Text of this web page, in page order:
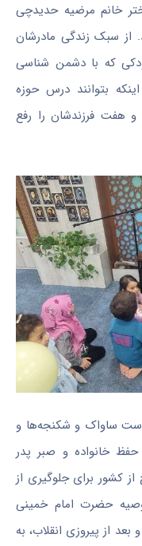
خانم مرضیهحدیدچی
از سبک زندگی مادرشان
که با دشمن شناسی
بتوانند درس حوزه
و هفت فرزندشان را رفع
ساواک و شکنجه‌ها و
خانواده و صبر پدر
از کشور برای جلوگیری از
حضرت امام خمینی
از پیروزی انقلاب، به